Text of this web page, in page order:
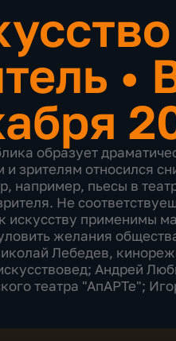
•
образует
и зрителям относился
например, пьесы в
Не
искусству применимы
желания
Лебедев,
Андрей
театра "АпАРТе";